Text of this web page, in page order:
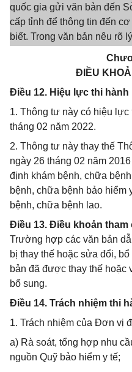
quốc gia gửi văn bản đến
cấp tỉnh để thông tin đến
biết. Trong văn bản nêu rõ
ĐIỀU
Điều 12. Hiệu lực thi hành
1. Thông tư này có hiệu
tháng 02 năm 2022.
2. Thông tư này thay thế
ngày 26 tháng 02 năm
định khám bệnh, chữa
bệnh, chữa bệnh bảo hiểm
bệnh, chữa bệnh lao.
Điều 13. Điều khoản tham
Trường hợp các văn bản
bị thay thế hoặc sửa đổi,
bản đã được thay thế hoặc
bổ sung.
Điều 14. Trách nhiệm thi
1. Trách nhiệm của Đơn vị
a) Rà soát, tổng hợp nhu
nguồn Quỹ bảo hiểm y tế;